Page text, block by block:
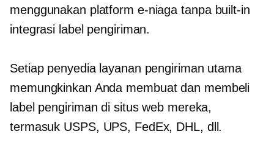
menggunakan platform e-niaga tanpa built-in
integrasi label pengiriman.
Setiap penyedia layanan pengiriman utama
memungkinkan Anda membuat dan membeli
label pengiriman di situs web mereka,
termasuk USPS, UPS, FedEx, DHL, dll.